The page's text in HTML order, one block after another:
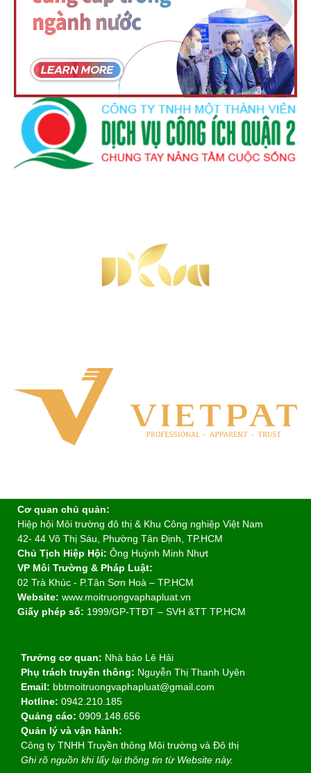
Cơ quan chủ quản:
Hiệp hội Môi trường đô thị & Khu Công nghiệp Việt Nam
42- 44 Võ Thị Sáu, Phường Tân Định, TP.HCM
Chủ Tịch Hiệp Hội: Ông Huỳnh Minh Nhựt
VP Môi Trường & Pháp Luật:
02 Trà Khúc - P.Tân Sơn Hoà – TP.HCM
Website: www.moitruongvaphapluat.vn
Giấy phép số: 1999/GP-TTĐT – SVH &TT TP.HCM
Trưởng cơ quan: Nhà báo Lê Hải
Phụ trách truyền thông: Nguyễn Thị Thanh Uyên
Email: bbtmoitruongvaphapluat@gmail.com
Hotline: 0942.210.185
Quảng cáo: 0909.148.656
Quản lý và vận hành:
Công ty TNHH Truyền thông Môi trường và Đô thị
Ghi rõ nguồn khi lấy lại thông tin từ Website này.